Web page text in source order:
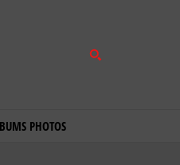
PHOTOS